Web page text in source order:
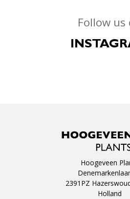
Follow us
Hoogeveen
2391PZ
Holland